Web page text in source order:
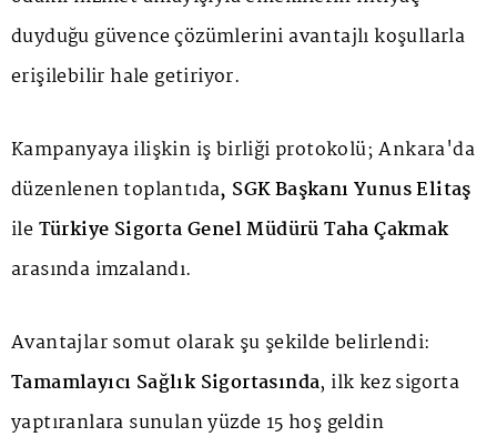
duyduğu güvence çözümlerini avantajlı koşullarla
erişilebilir hale getiriyor.
Kampanyaya ilişkin iş birliği protokolü; Ankara'da
düzenlenen toplantıda, SGK Başkanı Yunus Elitaş
ileTürkiye Sigorta Genel Müdürü Taha Çakmak
arasında imzalandı.
Avantajlar somut olarak şu şekilde belirlendi:
Tamamlayıcı Sağlık Sigortasında, ilk kez sigorta
yaptıranlara sunulan yüzde 15 hoş geldin